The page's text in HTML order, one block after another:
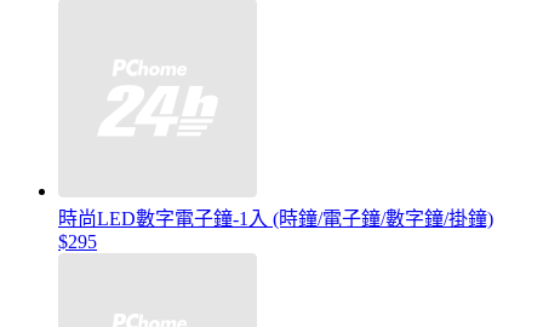
時尚LED數字電子鐘-1入 (時鐘/電子鐘/數字鐘/掛鐘)
$295